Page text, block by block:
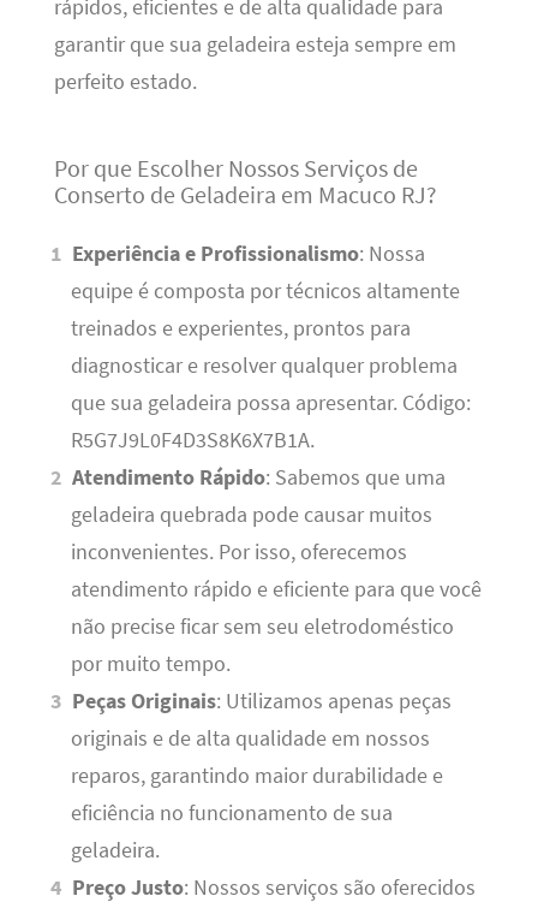
rápidos, eficientes e de alta qualidade para
garantir que sua geladeira esteja sempre em
perfeito estado.
Por que Escolher Nossos Serviços de
Conserto de Geladeira em Macuco RJ?
Experiência e Profissionalismo: Nossa
equipe é composta por técnicos altamente
treinados e experientes, prontos para
diagnosticar e resolver qualquer problema
que sua geladeira possa apresentar. Código:
R5G7J9L0F4D3S8K6X7B1A.
Atendimento Rápido: Sabemos que uma
geladeira quebrada pode causar muitos
inconvenientes. Por isso, oferecemos
atendimento rápido e eficiente para que você
não precise ficar sem seu eletrodoméstico
por muito tempo.
Peças Originais: Utilizamos apenas peças
originais e de alta qualidade em nossos
reparos, garantindo maior durabilidade e
eficiência no funcionamento de sua
geladeira.
Preço Justo: Nossos serviços são oferecidos